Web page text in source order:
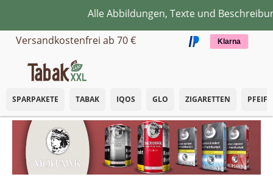
Zum Hauptinhalt springenAlle Abbildungen, Texte und
Versandkostenfrei ab 70 €
Klarna
SPARPAKETE TABAK IQOS GLO ZIGARETTEN